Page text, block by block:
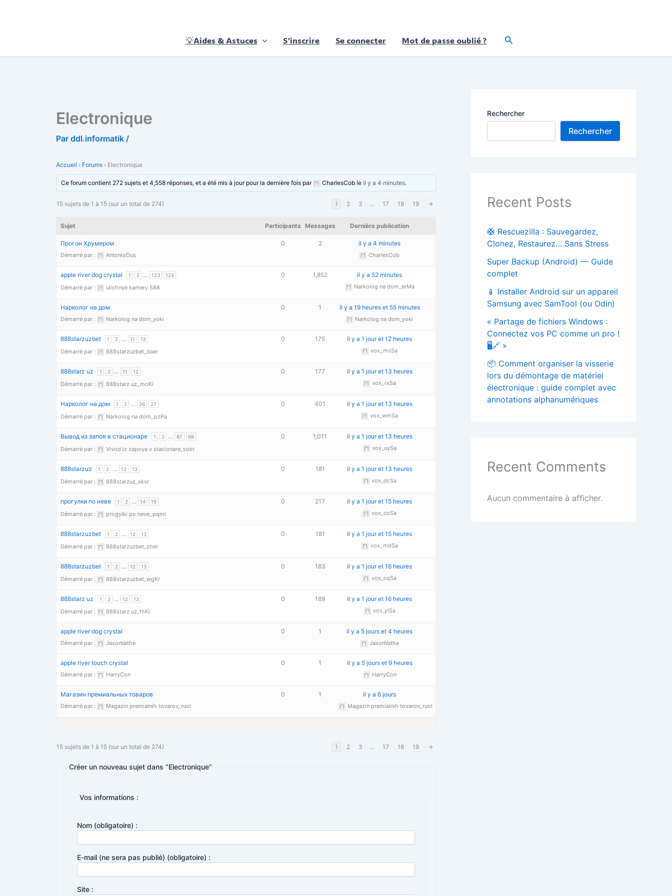
💡Aides & Astuces S’inscrire Se connecter Mot de passe oublié ? Rechercher
Electronique
Par ddl.informatik /
Accueil › Forums › Electronique
Ce forum contient 272 sujets et 4,558 réponses, et a été mis à jour pour la dernière fois par CharlesCob leil y a 4 minutes.
15 sujets de 1 à 15 (sur un total de 274) 1 2 3 … 17 18 19 →
Sujet Participants Messages Dernière publication
Прогон Хрумером
Démarré par : AntonioDus
0 2 il y a 4 minutes
CharlesCob
apple river dog crystal 1 2 … 123 124
Démarré par : ulichnye kamery 588
0 1,852 il y a 52 minutes
Narkolog na dom_erMa
Нарколог на дом
Démarré par : Narkolog na dom_yoki
0 1 il y a 19 heures et 55 minutes
Narkolog na dom_yoki
888starzuzbet 1 2 … 11 12
Démarré par : 888starzuzbet_daer
0 175 il y a 1 jour et 12 heures
vox_msSa
888starz uz 1 2 … 11 12
Démarré par : 888starz uz_moKi
0 177 il y a 1 jour et 13 heures
vox_rxSa
Нарколог на дом 1 2 … 26 27
Démarré par : Narkolog na dom_pzPa
0 401 il y a 1 jour et 13 heures
vox_wmSa
Вывод из запоя в стационаре 1 2 … 67 68
Démarré par : Vivod iz zapoya v stacionare_sokr
0 1,011 il y a 1 jour et 13 heures
vox_uySa
888starzuz 1 2 … 12 13
Démarré par : 888starzuz_xksr
0 181 il y a 1 jour et 13 heures
vox_dcSa
прогулки по неве 1 2 … 14 15
Démarré par : progylki po neve_pqml
0 217 il y a 1 jour et 15 heures
vox_coSa
888starzuzbet 1 2 … 12 13
Démarré par : 888starzuzbet_zher
0 181 il y a 1 jour et 15 heures
vox_mdSa
888starzuzbet 1 2 … 12 13
Démarré par : 888starzuzbet_wgKr
0 183 il y a 1 jour et 16 heures
vox_cqSa
888starz uz 1 2 … 12 13
Démarré par : 888starz uz_fhKi
0 189 il y a 1 jour et 16 heures
vox_ylSa
apple river dog crystal
Démarré par : JasonVathe
0 1 il y a 5 jours et 4 heures
JasonVathe
apple river touch crystal
Démarré par : HarryCon
0 1 il y a 5 jours et 9 heures
HarryCon
Магазин премиальных товаров
Démarré par : Magazin premialnih tovarov_ruol
0 1 il y a 6 jours
Magazin premialnih tovarov_ruol
15 sujets de 1 à 15 (sur un total de 274) 1 2 3 … 17 18 19 →
Créer un nouveau sujet dans “Electronique”
Vos informations :
Nom (obligatoire) :
E-mail (ne sera pas publié) (obligatoire) :
Site :
Rechercher
Rechercher
Recent Posts
🛟 Rescuezilla : Sauvegardez,
Clonez, Restaurez… Sans Stress
Super Backup (Android) — Guide
complet
📱 Installer Android sur un appareil
Samsung avec SamTool (ou Odin)
« Partage de fichiers Windows :
Connectez vos PC comme un pro !
🖥️🔗 »
📦 Comment organiser la visserie
lors du démontage de matériel
électronique : guide complet avec
annotations alphanumériques
Recent Comments
Aucun commentaire à afficher.